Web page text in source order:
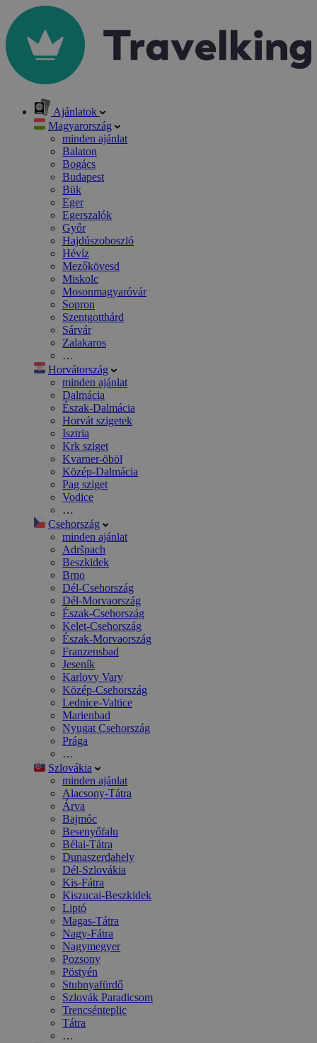
Ajánlatok
Magyarország
minden ajánlat
Balaton
Bogács
Budapest
Bük
Eger
Egerszalók
Győr
Hajdúszoboszló
Hévíz
Mezőkövesd
Miskolc
Mosonmagyaróvár
Sopron
Szentgotthárd
Sárvár
Zalakaros
…
Horvátország
minden ajánlat
Dalmácia
Észak-Dalmácia
Horvát szigetek
Isztria
Krk sziget
Kvarner-öböl
Közép-Dalmácia
Pag sziget
Vodice
…
Csehország
minden ajánlat
Adršpach
Beszkidek
Brno
Dél-Csehország
Dél-Morvaország
Észak-Csehország
Kelet-Csehország
Észak-Morvaország
Franzensbad
Jeseník
Karlovy Vary
Közép-Csehország
Lednice-Valtice
Marienbad
Nyugat Csehország
Prága
…
Szlovákia
minden ajánlat
Alacsony-Tátra
Árva
Bajmóc
Besenyőfalu
Bélai-Tátra
Dunaszerdahely
Dél-Szlovákia
Kis-Fátra
Kiszucai-Beszkidek
Liptó
Magas-Tátra
Nagy-Fátra
Nagymegyer
Pozsony
Pöstyén
Stubnyafürdő
Szlovák Paradicsom
Trencsénteplic
Tátra
…